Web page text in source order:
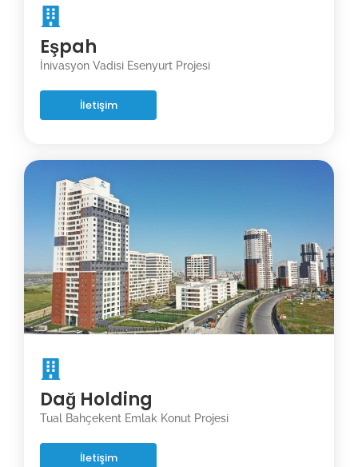
Eşpah
İnivasyon Vadisi Esenyurt Projesi
İletişim
Dağ Holding
Tual Bahçekent Emlak Konut Projesi
İletişim